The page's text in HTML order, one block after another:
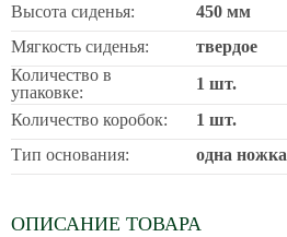
Высота сиденья:
450 мм
Мягкость сиденья:
твердое
Количество в
упаковке:
1 шт.
Количество коробок:
1 шт.
Тип основания:
одна ножка
ОПИСАНИЕ ТОВАРА